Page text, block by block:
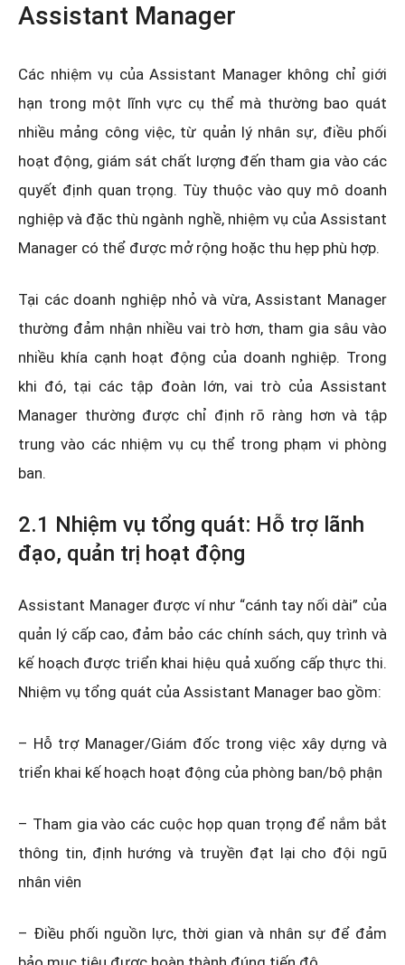
Assistant Manager
Các nhiệm vụ của Assistant Manager không chỉ giới
hạn trong một lĩnh vực cụ thể mà thường bao quát
nhiều mảng công việc, từ quản lý nhân sự, điều phối
hoạt động, giám sát chất lượng đến tham gia vào các
quyết định quan trọng. Tùy thuộc vào quy mô doanh
nghiệp và đặc thù ngành nghề, nhiệm vụ của Assistant
Manager có thể được mở rộng hoặc thu hẹp phù hợp.
Tại các doanh nghiệp nhỏ và vừa, Assistant Manager
thường đảm nhận nhiều vai trò hơn, tham gia sâu vào
nhiều khía cạnh hoạt động của doanh nghiệp. Trong
khi đó, tại các tập đoàn lớn, vai trò của Assistant
Manager thường được chỉ định rõ ràng hơn và tập
trung vào các nhiệm vụ cụ thể trong phạm vi phòng
ban.
2.1 Nhiệm vụ tổng quát: Hỗ trợ lãnh
đạo, quản trị hoạt động
Assistant Manager được ví như “cánh tay nối dài” của
quản lý cấp cao, đảm bảo các chính sách, quy trình và
kế hoạch được triển khai hiệu quả xuống cấp thực thi.
Nhiệm vụ tổng quát của Assistant Manager bao gồm:
– Hỗ trợ Manager/Giám đốc trong việc xây dựng và
triển khai kế hoạch hoạt động của phòng ban/bộ phận
– Tham gia vào các cuộc họp quan trọng để nắm bắt
thông tin, định hướng và truyền đạt lại cho đội ngũ
nhân viên
– Điều phối nguồn lực, thời gian và nhân sự để đảm